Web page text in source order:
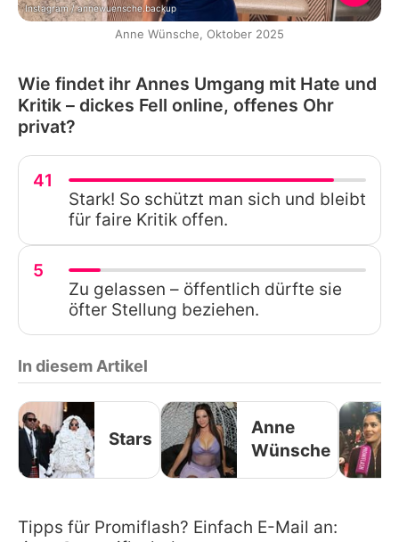
Instagram / annewuensche.backup
Anne Wünsche, Oktober 2025
Wie findet ihr Annes Umgang mit Hate und
Kritik – dickes Fell online, offenes Ohr
privat?
41
Stark! So schützt man sich und bleibt
für faire Kritik offen.
5
Zu gelassen – öffentlich dürfte sie
öfter Stellung beziehen.
In diesem Artikel
Stars
Anne
Wünsche
Tipps für Promiflash? Einfach E-Mail an: